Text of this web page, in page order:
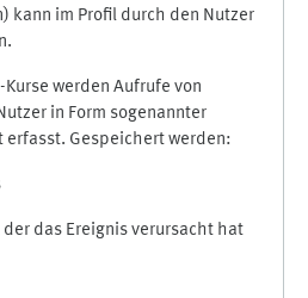
kann im Profil durch den Nutzer
werden Aufrufe von
in Form sogenannter
erfasst. Gespeichert werden:
der das Ereignis verursacht hat